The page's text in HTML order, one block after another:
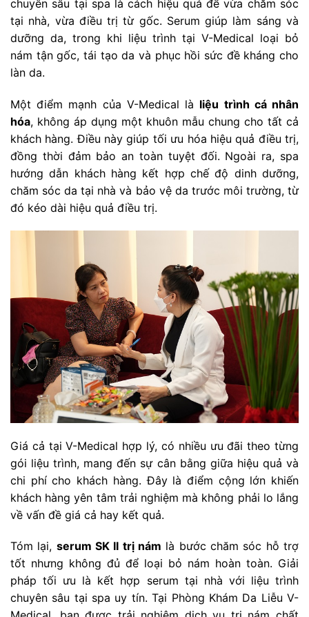
chuyên sâu tại spa là cách hiệu quả để vừa chăm sóc
tại nhà, vừa điều trị từ gốc. Serum giúp làm sáng và
dưỡng da, trong khi liệu trình tại V-Medical loại bỏ
nám tận gốc, tái tạo da và phục hồi sức đề kháng cho
làn da.
Một điểm mạnh của V-Medical là liệu trình cá nhân
hóa, không áp dụng một khuôn mẫu chung cho tất cả
khách hàng. Điều này giúp tối ưu hóa hiệu quả điều trị,
đồng thời đảm bảo an toàn tuyệt đối. Ngoài ra, spa
hướng dẫn khách hàng kết hợp chế độ dinh dưỡng,
chăm sóc da tại nhà và bảo vệ da trước môi trường, từ
đó kéo dài hiệu quả điều trị.
Giá cả tại V-Medical hợp lý, có nhiều ưu đãi theo từng
gói liệu trình, mang đến sự cân bằng giữa hiệu quả và
chi phí cho khách hàng. Đây là điểm cộng lớn khiến
khách hàng yên tâm trải nghiệm mà không phải lo lắng
về vấn đề giá cả hay kết quả.
Tóm lại, serum SK II trị nám là bước chăm sóc hỗ trợ
tốt nhưng không đủ để loại bỏ nám hoàn toàn. Giải
pháp tối ưu là kết hợp serum tại nhà với liệu trình
chuyên sâu tại spa uy tín. Tại Phòng Khám Da Liễu V-